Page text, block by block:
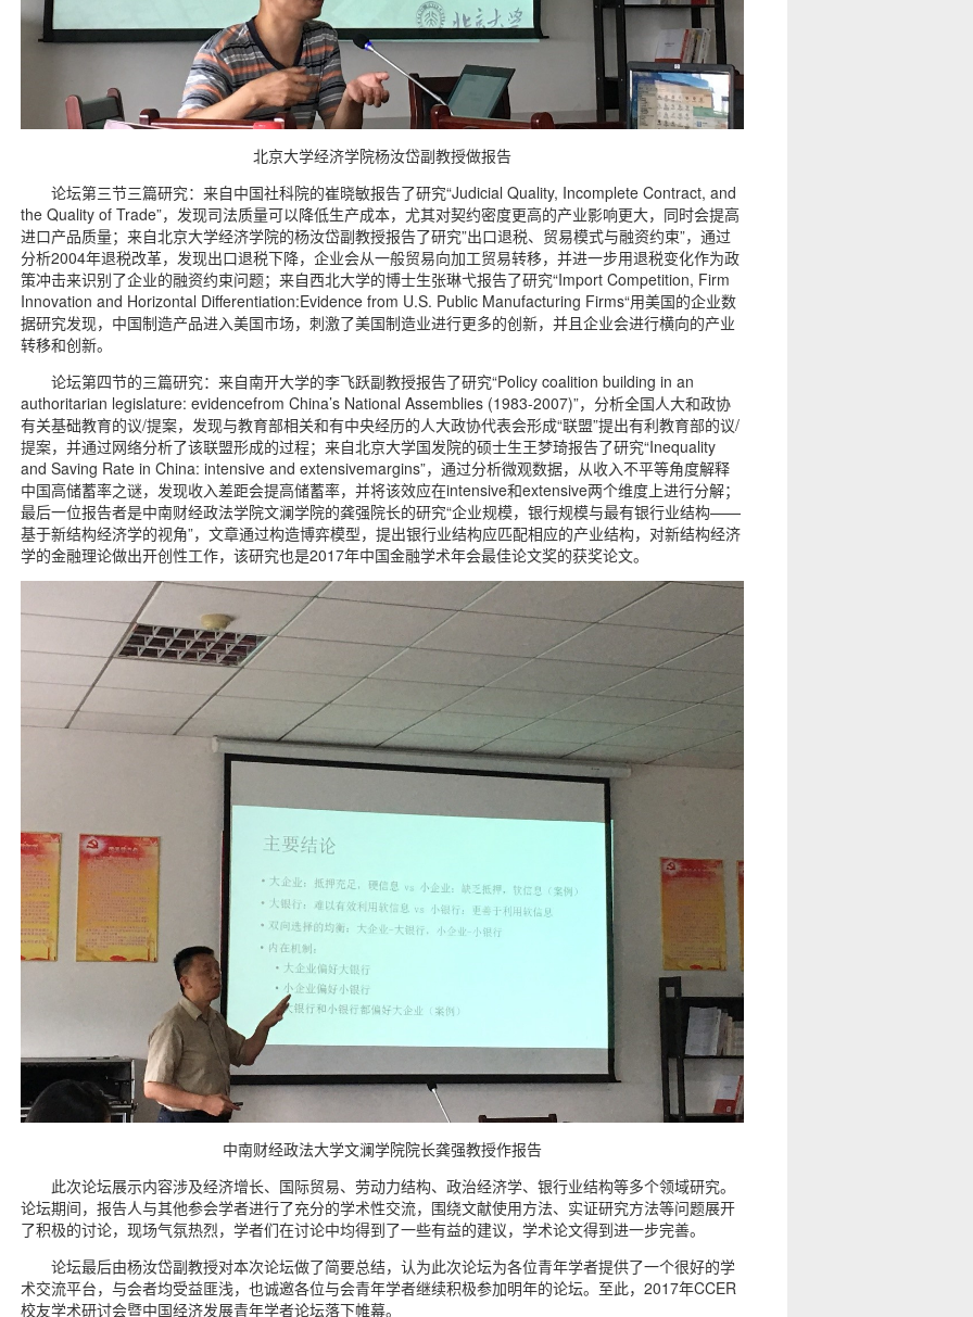
北京大学经济学院杨汝岱副教授做报告
论坛第三节三篇研究：来自中国社科院的崔晓敏报告了研究“Judicial Quality, Incomplete Contract, and
the Quality of Trade”，发现司法质量可以降低生产成本，尤其对契约密度更高的产业影响更大，同时会提高
进口产品质量；来自北京大学经济学院的杨汝岱副教授报告了研究”出口退税、贸易模式与融资约束”，通过
分析2004年退税改革，发现出口退税下降，企业会从一般贸易向加工贸易转移，并进一步用退税变化作为政
策冲击来识别了企业的融资约束问题；来自西北大学的博士生张琳弋报告了研究“Import Competition, Firm
Innovation and Horizontal Differentiation:Evidence from U.S. Public Manufacturing Firms“用美国的企业数
据研究发现，中国制造产品进入美国市场，刺激了美国制造业进行更多的创新，并且企业会进行横向的产业
转移和创新。
论坛第四节的三篇研究：来自南开大学的李飞跃副教授报告了研究“Policy coalition building in an
authoritarian legislature: evidencefrom China’s National Assemblies (1983-2007)”，分析全国人大和政协
有关基础教育的议/提案，发现与教育部相关和有中央经历的人大政协代表会形成“联盟”提出有利教育部的议/
提案，并通过网络分析了该联盟形成的过程；来自北京大学国发院的硕士生王梦琦报告了研究“Inequality
and Saving Rate in China: intensive and extensivemargins”，通过分析微观数据，从收入不平等角度解释
中国高储蓄率之谜，发现收入差距会提高储蓄率，并将该效应在intensive和extensive两个维度上进行分解；
最后一位报告者是中南财经政法学院文澜学院的龚强院长的研究“企业规模，银行规模与最有银行业结构——
基于新结构经济学的视角”，文章通过构造博弈模型，提出银行业结构应匹配相应的产业结构，对新结构经济
学的金融理论做出开创性工作，该研究也是2017年中国金融学术年会最佳论文奖的获奖论文。
中南财经政法大学文澜学院院长龚强教授作报告
此次论坛展示内容涉及经济增长、国际贸易、劳动力结构、政治经济学、银行业结构等多个领域研究。
论坛期间，报告人与其他参会学者进行了充分的学术性交流，围绕文献使用方法、实证研究方法等问题展开
了积极的讨论，现场气氛热烈，学者们在讨论中均得到了一些有益的建议，学术论文得到进一步完善。
论坛最后由杨汝岱副教授对本次论坛做了简要总结，认为此次论坛为各位青年学者提供了一个很好的学
术交流平台，与会者均受益匪浅，也诚邀各位与会青年学者继续积极参加明年的论坛。至此，2017年CCER
校友学术研讨会暨中国经济发展青年学者论坛落下帷幕。